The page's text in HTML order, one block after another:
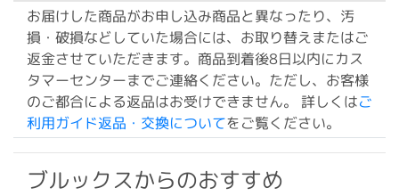
お届けした商品がお申し込み商品と異なったり、汚
損・破損などしていた場合には、お取り替えまたはご
返金させていただきます。商品到着後8日以内にカス
タマーセンターまでご連絡ください。ただし、お客様
のご都合による返品はお受けできません。 詳しくはご
利用ガイド返品・交換についてをご覧ください。
ブルックスからのおすすめ